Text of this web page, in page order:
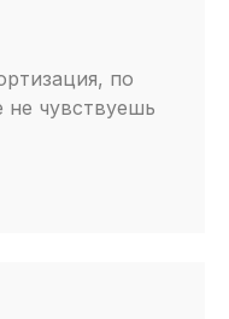
по
не чувствуешь